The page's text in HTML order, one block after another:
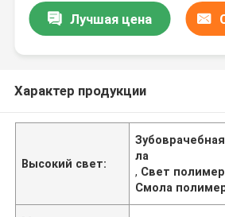
Лучшая цена
Характер продукции
Высокий свет:
ла
, Свет
Смола